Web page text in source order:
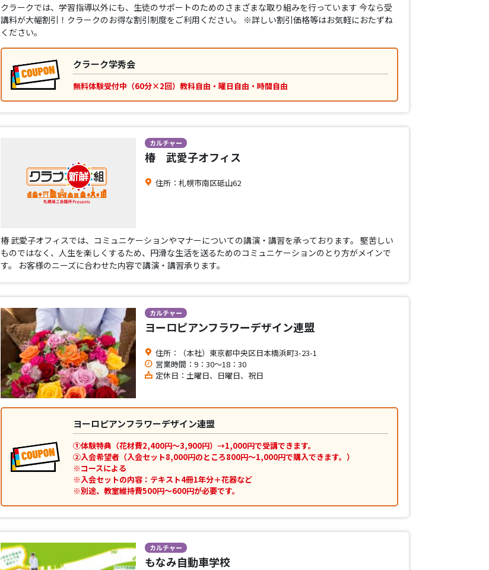
クラークでは、学習指導以外にも、生徒のサポートのためのさまざまな取り組みを行っています 今なら受
講料が大幅割引！クラークのお得な割引制度をご利用ください。 ※詳しい割引価格等はお気軽におたずね
ください。
クラーク学秀会
無料体験受付中（60分×2回）教科自由・曜日自由・時間自由
カルチャー
椿 武愛子オフィス
住所：札幌市南区砥山62
椿 武愛子オフィスでは、コミュニケーションやマナーについての講演・講習を承っております。 堅苦しい
ものではなく、人生を楽しくするため、円滑な生活を送るためのコミュニケーションのとり方がメインで
す。 お客様のニーズに合わせた内容で講演・講習承ります。
カルチャー
ヨーロピアンフラワーデザイン連盟
住所：（本社）東京都中央区日本橋浜町3-23-1
営業時間：9：30～18：30
定休日：土曜日、日曜日、祝日
ヨーロピアンフラワーデザイン連盟
①体験特典（花材費2,400円～3,900円）→1,000円で受講できます。
②入会希望者（入会セット8,000円のところ800円～1,000円で購入できます。）
※コースによる
※入会セットの内容：テキスト4冊1年分＋花器など
※別途、教室維持費500円～600円が必要です。
カルチャー
もなみ自動車学校